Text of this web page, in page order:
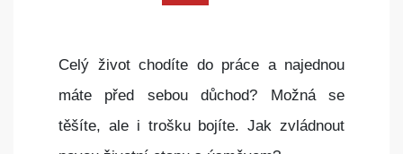
Celý život chodíte do práce a najednou
máte před sebou důchod? Možná se
těšíte, ale i trošku bojíte. Jak zvládnout